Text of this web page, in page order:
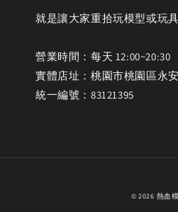
就是讓大家重拾玩模型或玩
營業時間：每天 12:00~20:30
實體店址：桃園市桃園區永
統一編號：83121395
© 2026 熱血